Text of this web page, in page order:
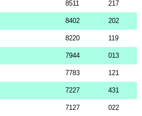
8511 217
8402 202
8220 119
7944 013
7783 121
7227 431
7127 022